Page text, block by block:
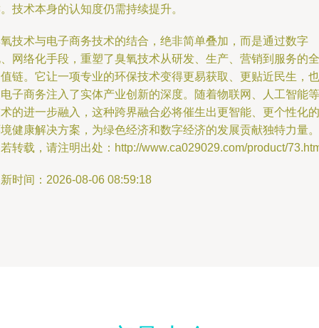
技术本身的认知度仍需持续提升。
技术与电子商务技术的结合，绝非简单叠加，而是通过数字
网络化手段，重塑了臭氧技术从研发、生产、营销到服务的全
链。它让一项专业的环保技术变得更易获取、更贴近民生，也
子商务注入了实体产业创新的深度。随着物联网、人工智能等
的进一步融入，这种跨界融合必将催生出更智能、更个性化的
健康解决方案，为绿色经济和数字经济的发展贡献独特力量。
转载，请注明出处：http://www.ca029029.com/product/
时间：2026-08-06 08:59:18